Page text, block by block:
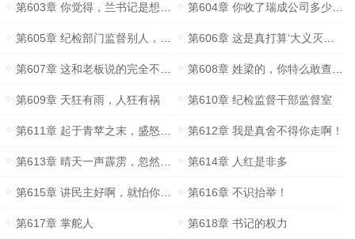
第603章 你觉得，兰书记是想真查吗？ 第604章 你收了瑞成公司多少钱？
第605章 纪检部门监督别人，那么谁又来监督纪检部门？ 第606章 这是真打算‘大义灭亲’啊！
第607章 这和老板说的完全不一样啊！ 第608章 姓梁的，你特么敢查老子，老子和你没完！
第609章 天狂有雨，人狂有祸 第610章 纪检监督干部监督室
第611章 起于青苹之末，盛怒于土囊之口 第612章 我是真舍不得你走啊！
第613章 晴天一声霹雳，忽然来了个梁书记 第614章 人红是非多
第615章 讲民主好啊，就怕你不讲民主！ 第616章 不识抬举！
第617章 掌舵人 第618章 书记的权力